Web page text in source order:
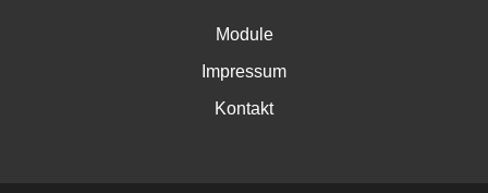
Module
Impressum
Kontakt